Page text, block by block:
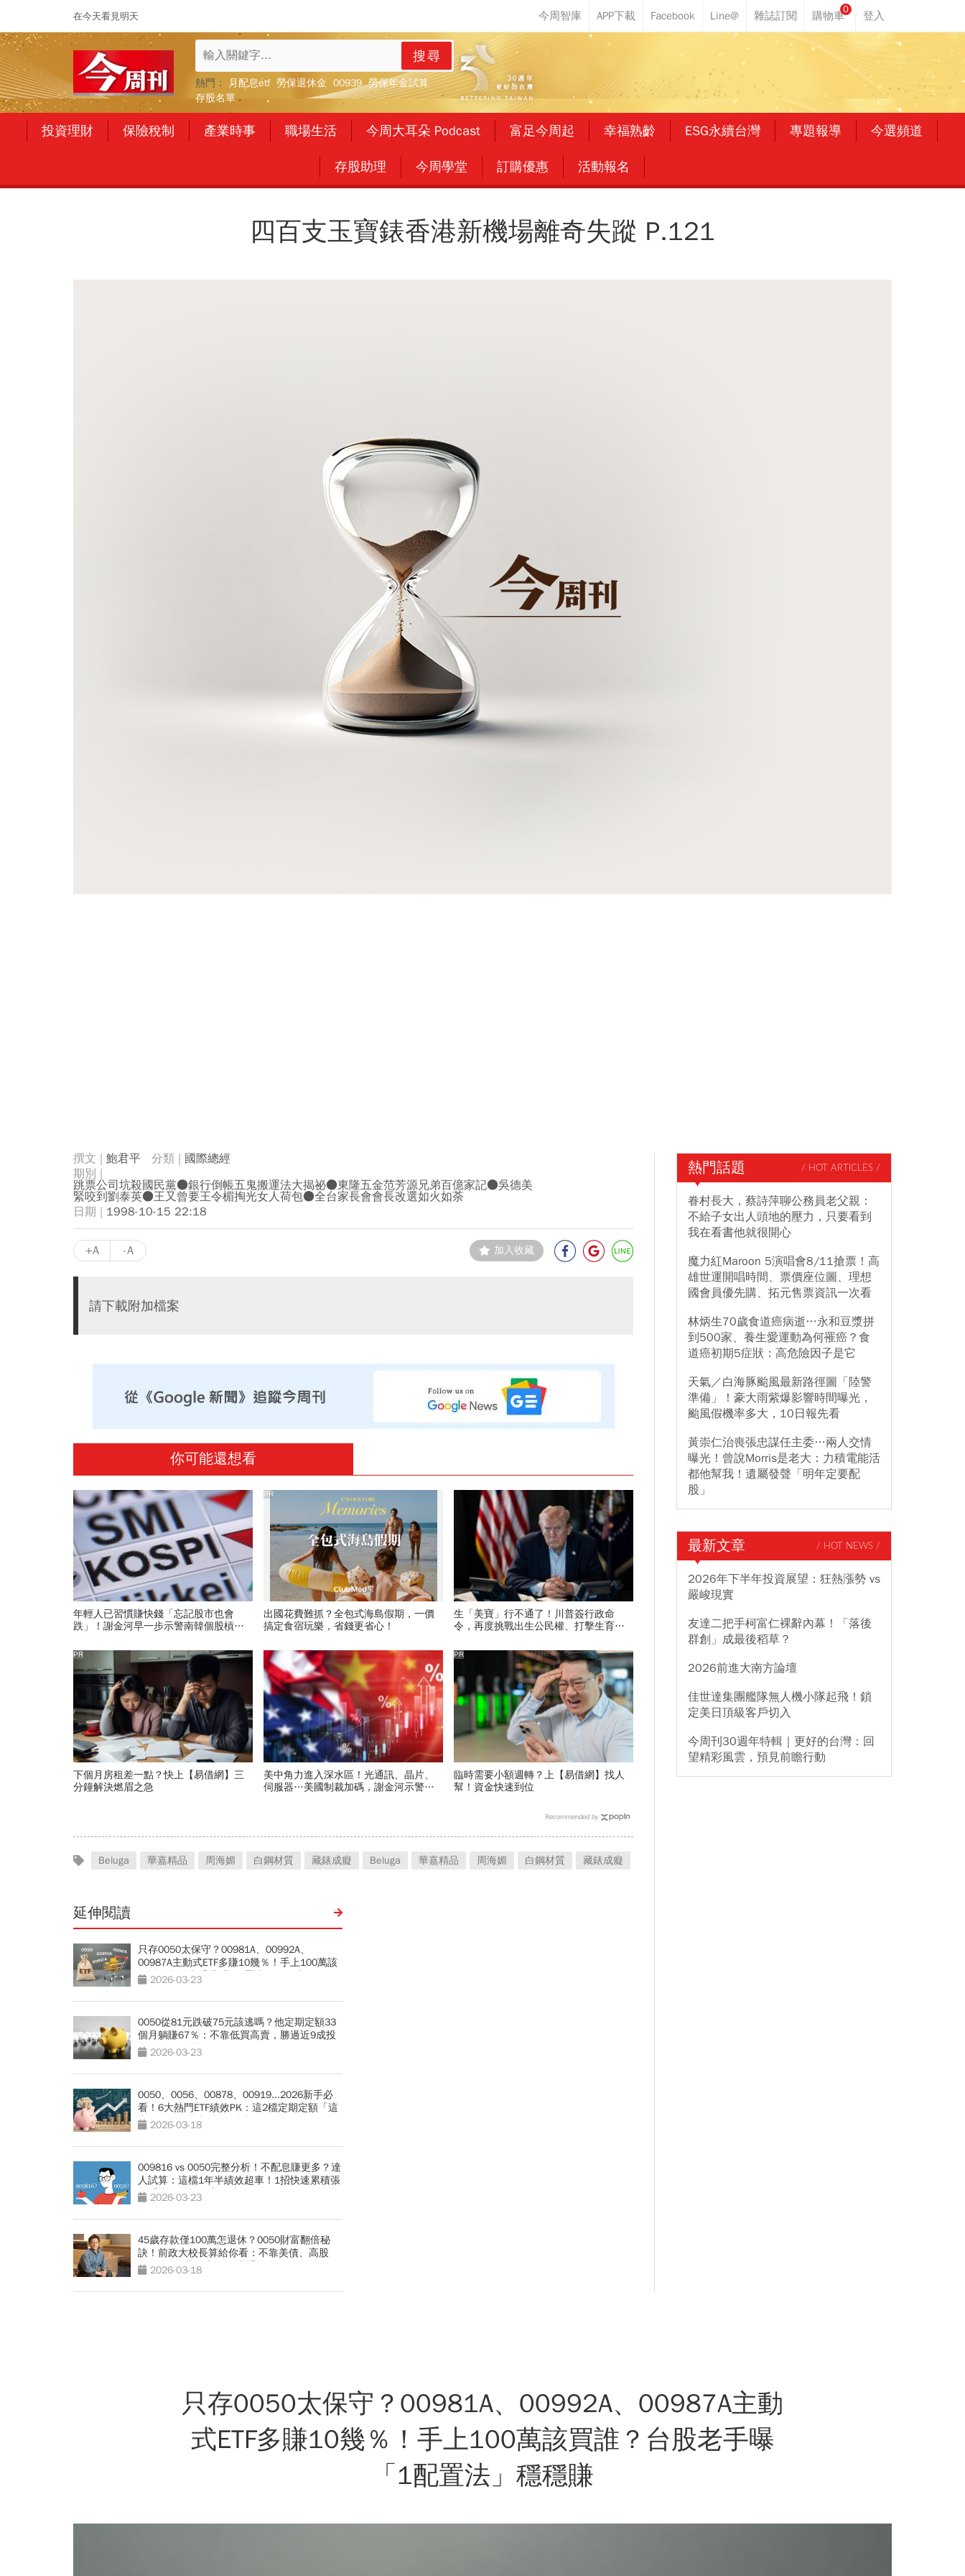
在今天看見明天
0
搜尋
熱門： 月配息etf 勞保退休金 00939 勞保年金試算
存股名單
投資理財 保險稅制 產業時事 職場生活 今周大耳朵 Podcast 富足今周起 幸福熟齡 ESG永續台灣 專題報導 今選頻道
存股助理 今周學堂 訂購優惠 活動報名
四百支玉寶錶香港新機場離奇失蹤 P.121
鮑君平
國際總經
跳票公司坑殺國民黨●銀行倒帳五鬼搬運法大揭祕●東隆五金范芳源兄弟百億家記●吳德美
緊咬到劉泰英●王又曾要王令楣掏光女人荷包●全台家長會會長改選如火如荼
1998-10-15 22:18
+A -A 加入收藏
請下載附加檔案
你可能還想看
年輕人已習慣賺快錢「忘記股市也會
跌」！謝金河早一步示警南韓個股槓桿
出國花費難抓？全包式海島假期，一價
搞定食宿玩樂，省錢更省心！
PR
生「美寶」行不通了！川普簽行政命
令，再度挑戰出生公民權、打擊生育旅
下個月房租差一點？快上【易借網】三
分鐘解決燃眉之急
PR
美中角力進入深水區！光通訊、晶片、
伺服器…美國制裁加碼，謝金河示警台
臨時需要小額週轉？上【易借網】找人
幫！資金快速到位
PR
Recommended by
Beluga 華嘉精品 周海媚 白鋼材質 藏錶成癡 Beluga 華嘉精品 周海媚 白鋼材質 藏錶成癡
延伸閱讀
只存0050太保守？00981A、00992A、
00987A主動式ETF多賺10幾％！手上100萬該
買誰？台股老手曝「1配置法」穩穩賺
2026-03-23
0050從81元跌破75元該逃嗎？他定期定額33
個月躺賺67％：不靠低買高賣，勝過近9成投
資人的關鍵是？
2026-03-23
0050、0056、00878、00919...2026新手必
看！6大熱門ETF績效PK：這2檔定期定額「這
樣配」，年化報酬穩衝近11%
2026-03-18
009816 vs 0050完整分析！不配息賺更多？達
人試算：這檔1年半績效超車！1招快速累積張
數「比存股族多賺10倍」
2026-03-23
45歲存款僅100萬怎退休？0050財富翻倍秘
訣！前政大校長算給你看：不靠美債、高股
息！每月1萬滾出1450萬退休金
2026-03-18
熱門話題 / HOT ARTICLES /
眷村長大，蔡詩萍聊公務員老父親：
不給子女出人頭地的壓力，只要看到
我在看書他就很開心
魔力紅Maroon 5演唱會8/11搶票！高
雄世運開唱時間、票價座位圖、理想
國會員優先購、拓元售票資訊一次看
林炳生70歲食道癌病逝…永和豆漿拼
到500家、養生愛運動為何罹癌？食
道癌初期5症狀：高危險因子是它
天氣／白海豚颱風最新路徑圖「陸警
準備」！豪大雨紫爆影響時間曝光，
颱風假機率多大，10日報先看
黃崇仁治喪張忠謀任主委…兩人交情
曝光！曾說Morris是老大：力積電能活
都他幫我！遺屬發聲「明年定要配
股」
最新文章 / HOT NEWS /
2026年下半年投資展望：狂熱漲勢 vs
嚴峻現實
友達二把手柯富仁裸辭內幕！「落後
群創」成最後稻草？
2026前進大南方論壇
佳世達集團艦隊無人機小隊起飛！鎖
定美日頂級客戶切入
今周刊30週年特輯｜更好的台灣：回
望精彩風雲，預見前瞻行動
只存0050太保守？00981A、00992A、00987A主動
式ETF多賺10幾％！手上100萬該買誰？台股老手曝
「1配置法」穩穩賺